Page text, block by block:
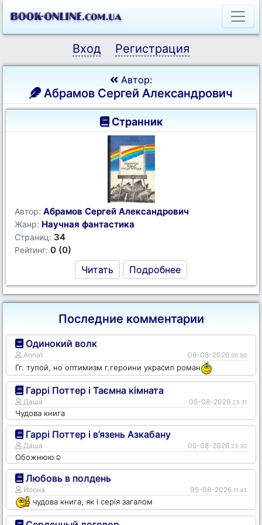
Вход Регистрация
Автор:
Абрамов Сергей Александрович
Странник
Автор: Абрамов Сергей Александрович
Жанр: Научная фантастика
Страниц: 34
Рейтинг: 0 (0)
Читать Подробнее
Последние комментарии
Одинокий волк
Annat 06-08-2026 00:00
Гг. тупой, но оптимизм г.героини украсил роман
Гаррі Поттер і Таємна кімната
Даша 05-08-2026 23:31
Чудова книга
Гаррі Поттер і в’язень Азкабану
Даша 05-08-2026 23:30
Обожнюю☺️
Любовь в полдень
Илона 05-08-2026 11:43
чудова книга, як і серія загалом